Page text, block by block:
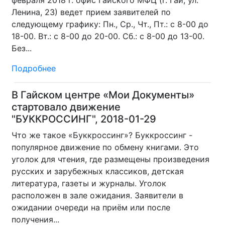
Ленина, 23) ведет прием заявителей по
следующему графику: Пн., Ср., Чт., Пт.: с 8-00 до
18-00. Вт.: с 8-00 до 20-00. Сб.: с 8-00 до 13-00.
Без...
Подробнее
В Гайском центре «Мои Документы»
стартовало движение
"БУККРОССИНГ", 2018-01-29
Что же такое «Буккроссинг»? Буккроссинг -
популярное движение по обмену книгами. Это
уголок для чтения, где размещены произведения
русских и зарубежных классиков, детская
литература, газеты и журналы. Уголок
расположен в зале ожидания. Заявители в
ожидании очереди на приём или после
получения...